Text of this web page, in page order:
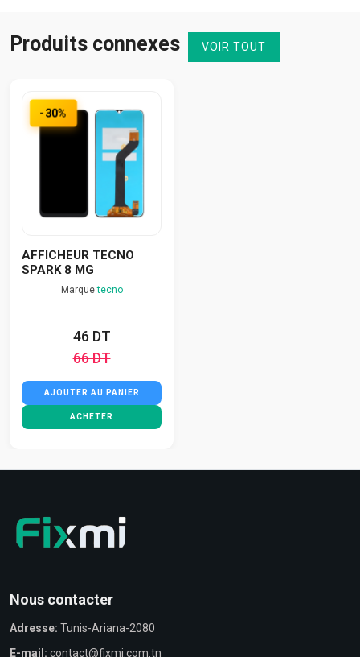
Produits connexes VOIR TOUT
-30%
AFFICHEUR TECNO
SPARK 8 MG
Marquetecno
46 DT
66 DT
AJOUTER AU PANIER
ACHETER
Nous contacter
Adresse: Tunis-Ariana-2080
E-mail: contact@fixmi.com.tn